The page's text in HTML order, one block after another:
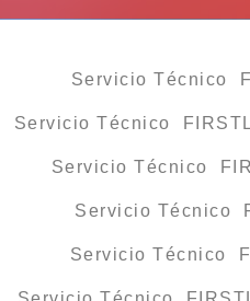
Servicio Técnico
Servicio Técnico
Servicio Técnico
Servicio Técnico
Servicio Técnico